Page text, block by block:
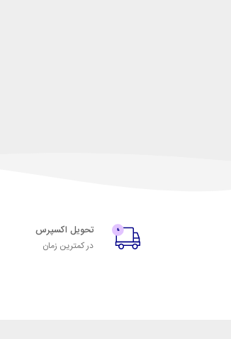
تحویل اکسپرس
در کمترین زمان